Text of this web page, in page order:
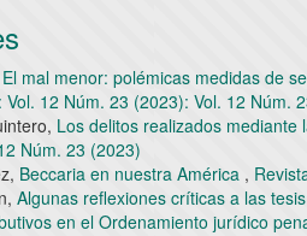
El mal menor: polémicas medidas de
Vol. 12 Núm. 23 (2023): Vol. 12 Núm.
Los delitos realizados mediante
Núm. 23 (2023)
Beccaria en nuestra América ,
Algunas reflexiones críticas a las
en el Ordenamiento jurídico